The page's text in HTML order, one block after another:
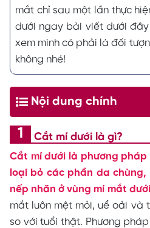
mắt chỉ sau một lần thực
dưới ngay bài viết dưới
xem mình có phải là đối
không nhé!
Nội dung chính
Cắt mí dưới là gì?
Cắt mí dưới là phương
loại bỏ các phần da
nếp nhăn ở vùng mí mắt dưới
mắt luôn mệt mỏi, uể oải và
so với tuổi thật. Phương